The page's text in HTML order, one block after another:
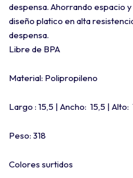
despensa. Ahorrando espacio
diseño platico en alta
despensa.
Libre de BPA
Material: Polipropileno
Largo : 15,5 | Ancho: 15,5 | Alto:
Peso: 318
Colores surtidos